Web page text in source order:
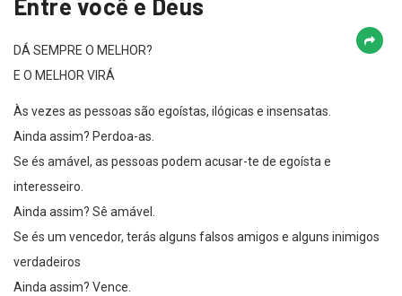
Entre você e Deus
DÁ SEMPRE O MELHOR?
E O MELHOR VIRÁ
Às vezes as pessoas são egoístas, ilógicas e insensatas.
Ainda assim? Perdoa-as.
Se és amável, as pessoas podem acusar-te de egoísta e
interesseiro.
Ainda assim? Sê amável.
Se és um vencedor, terás alguns falsos amigos e alguns inimigos
verdadeiros
Ainda assim? Vence.